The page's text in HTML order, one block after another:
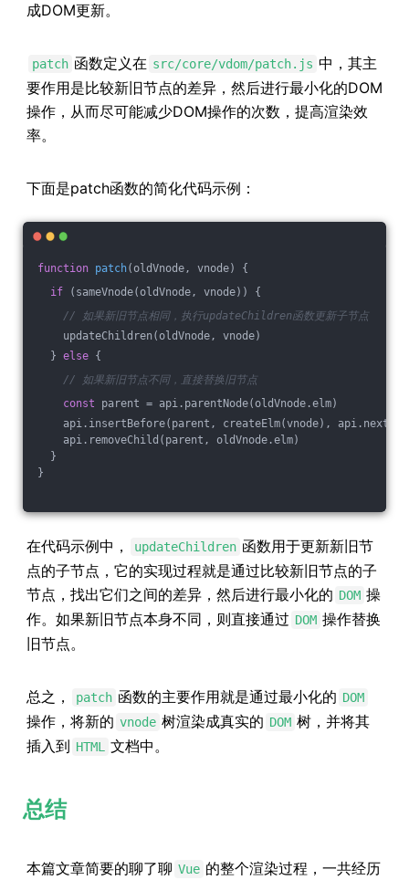
成DOM更新。
patch 函数定义在 src/core/vdom/patch.js 中，其主
要作用是比较新旧节点的差异，然后进行最小化的DOM
操作，从而尽可能减少DOM操作的次数，提高渲染效
率。
下面是patch函数的简化代码示例：
function patch(oldVnode, vnode) {
if (sameVnode(oldVnode, vnode)) {
// 如果新旧节点相同，执行updateChildren函数更新子节点
updateChildren(oldVnode, vnode)
} else {
// 如果新旧节点不同，直接替换旧节点
const parent = api.parentNode(oldVnode.elm)
api.insertBefore(parent, createElm(vnode),
api.removeChild(parent, oldVnode.elm)
}
}
在代码示例中， updateChildren 函数用于更新新旧节
点的子节点，它的实现过程就是通过比较新旧节点的子
节点，找出它们之间的差异，然后进行最小化的 DOM 操
作。如果新旧节点本身不同，则直接通过 DOM 操作替换
旧节点。
总之， patch 函数的主要作用就是通过最小化的 DOM
操作，将新的 vnode 树渲染成真实的 DOM 树，并将其
插入到 HTML 文档中。
总结
本篇文章简要的聊了聊 Vue 的整个渲染过程，一共经历